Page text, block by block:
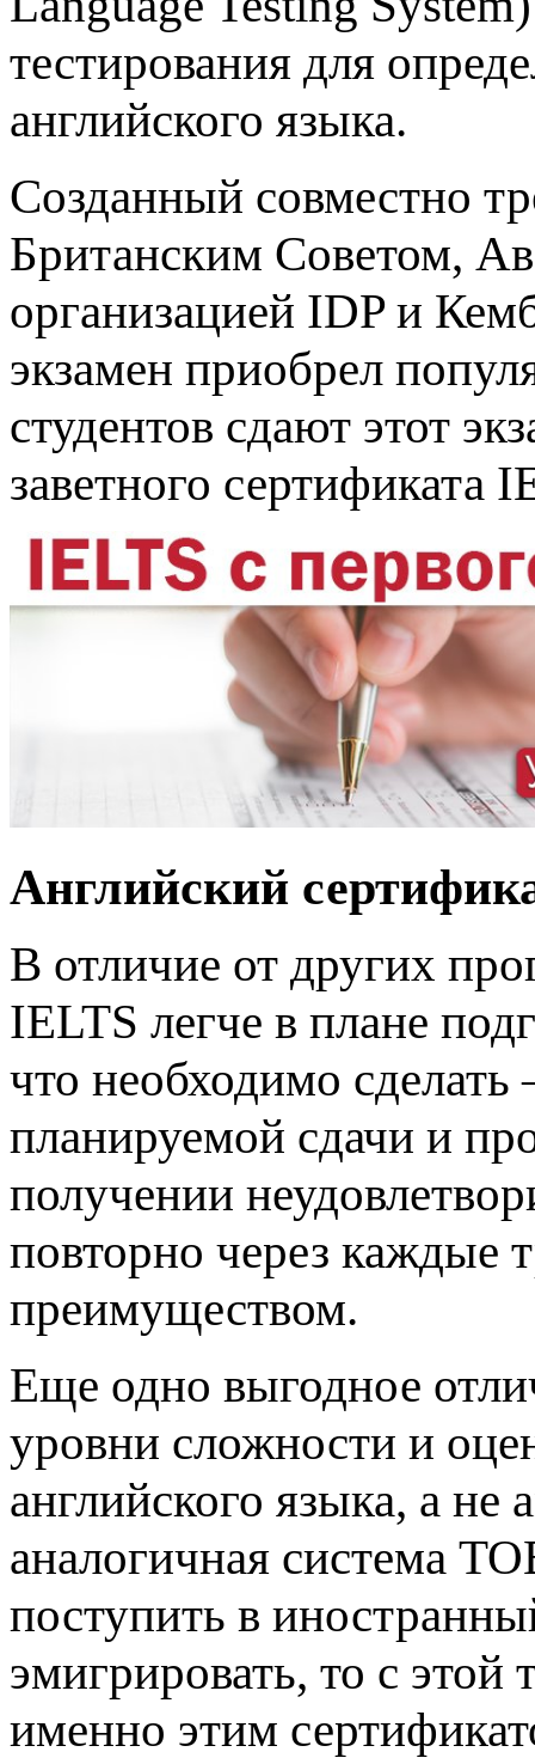
тестирования для
английского языка.
Созданный совместно
Британским Советом,
организацией IDP и
экзамен приобрел
студентов сдают этот
заветного сертификата
Английский
В отличие от других
IELTS легче в плане
что необходимо сделать
планируемой сдачи и
получении
повторно через каждые
преимуществом.
Еще одно выгодное
уровни сложности и
английского языка, а не
аналогичная система
поступить в
эмигрировать, то с этой
именно этим